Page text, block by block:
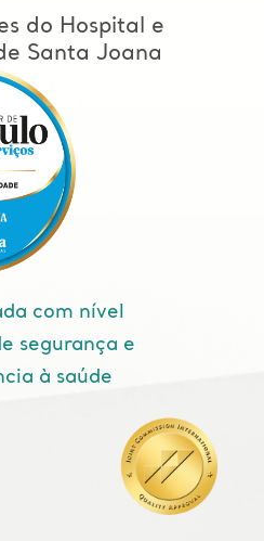
do Hospital e
Santa Joana
com nível
segurança e
à saúde